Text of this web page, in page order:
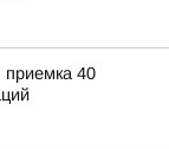
приемка 40